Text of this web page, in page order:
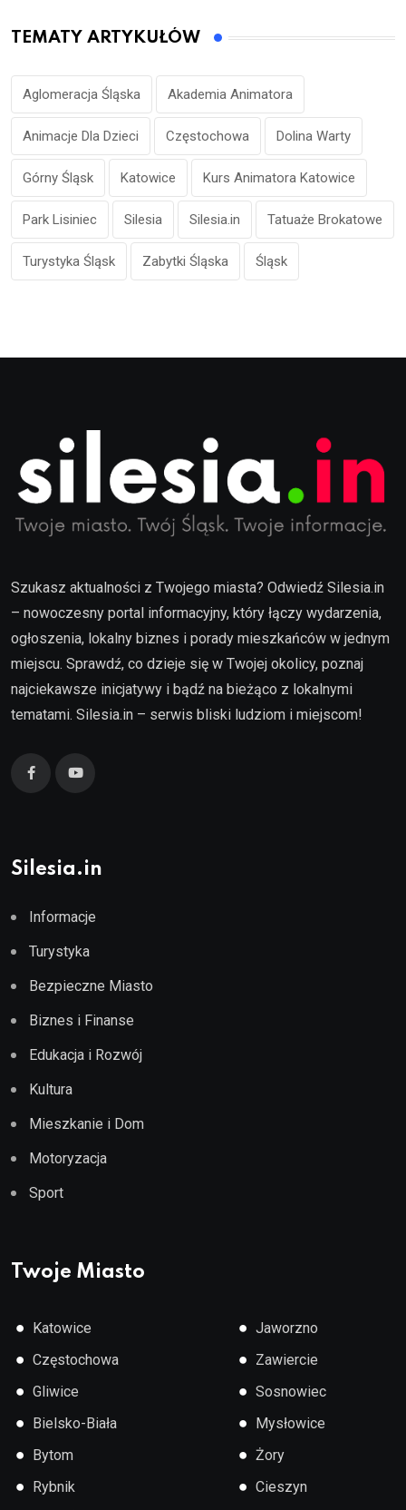
TEMATY ARTYKUŁÓW
Aglomeracja Śląska Akademia Animatora
Animacje Dla Dzieci Częstochowa Dolina Warty
Górny Śląsk Katowice Kurs Animatora Katowice
Park Lisiniec Silesia Silesia.in Tatuaże Brokatowe
Turystyka Śląsk Zabytki Śląska Śląsk
Szukasz aktualności z Twojego miasta? Odwiedź Silesia.in
– nowoczesny portal informacyjny, który łączy wydarzenia,
ogłoszenia, lokalny biznes i porady mieszkańców w jednym
miejscu. Sprawdź, co dzieje się w Twojej okolicy, poznaj
najciekawsze inicjatywy i bądź na bieżąco z lokalnymi
tematami. Silesia.in – serwis bliski ludziom i miejscom!
Silesia.in
Informacje
Turystyka
Bezpieczne Miasto
Biznes i Finanse
Edukacja i Rozwój
Kultura
Mieszkanie i Dom
Motoryzacja
Sport
Twoje Miasto
● Katowice
● Częstochowa
● Gliwice
● Bielsko-Biała
● Bytom
● Rybnik
● Jaworzno
● Zawiercie
● Sosnowiec
● Mysłowice
● Żory
● Cieszyn